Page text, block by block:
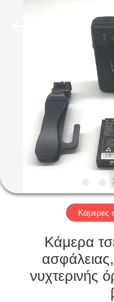
ΠΡΟΪΌΝΤΑ
ΒΊΝΤΕΟ
ΕΚΠΟΜΠΉ
VR
ΣΧΕΤΙΚΆ
ΕΜΆΣ
Κάμερες
Κάμερα
νυχτερινής